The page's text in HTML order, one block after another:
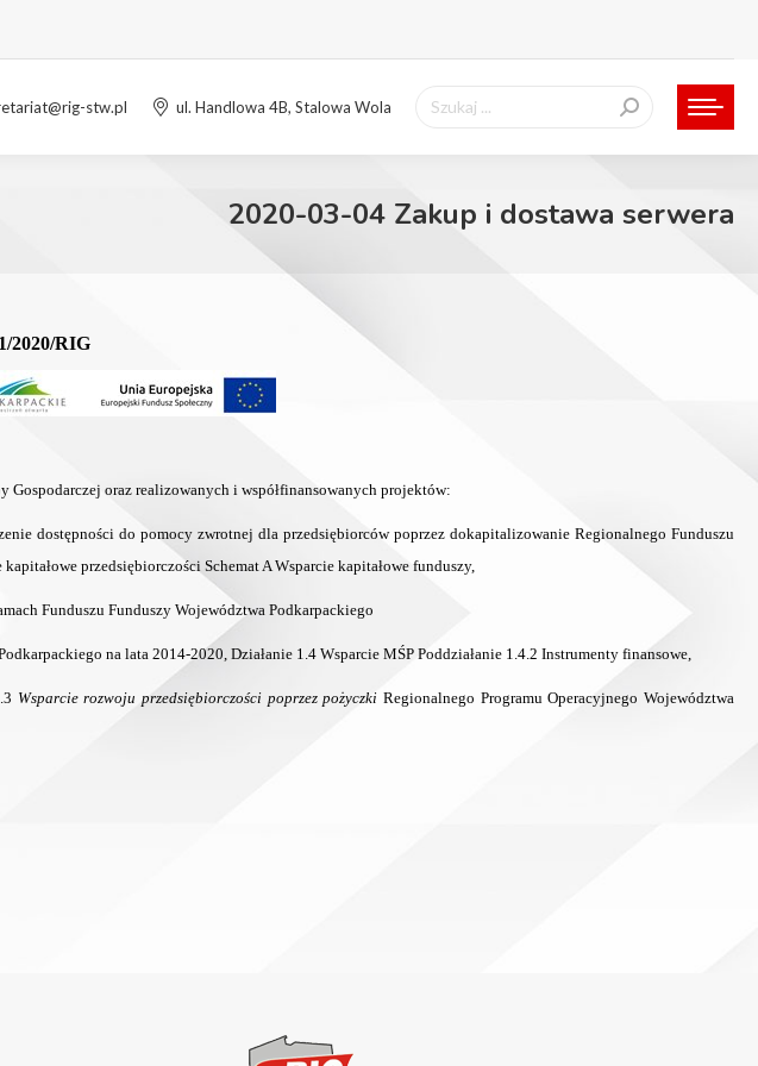
stw.pl ul. Handlowa 4B, Stalowa Wola Szukaj:
2020-03-04 Zakup i dostawa serwera
2020/RIG
Gospodarczej oraz realizowanych i współfinansowanych projektów:
dostępności do pomocy zwrotnej dla przedsiębiorców poprzez dokapitalizowanie Regionalnego Funduszu
przedsiębiorczości Schemat A Wsparcie kapitałowe funduszy,
Funduszu Funduszy Województwa Podkarpackiego
na lata 2014-2020, Działanie 1.4 Wsparcie MŚP Poddziałanie 1.4.2 Instrumenty finansowe,
Wsparcie rozwoju przedsiębiorczości poprzez pożyczki Regionalnego Programu Operacyjnego Województwa